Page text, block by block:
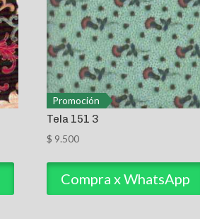
Promoción
Tela 151 3
$ 9.500
Compra x WhatsApp